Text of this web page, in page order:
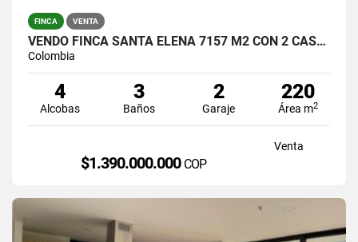
FINCA VENTA
VENDO FINCA SANTA ELENA 7157 M2 CON 2 CASAS / $1.390.000.000
Colombia
4
Alcobas
3
Baños
2
Garaje
220
Área m2
Venta
$1.390.000.000 COP